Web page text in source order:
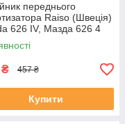
переднього
Raiso (Швеція)
626 IV, Мазда 626 4
UAZMGKJ4
₴ 457 ₴
Купити